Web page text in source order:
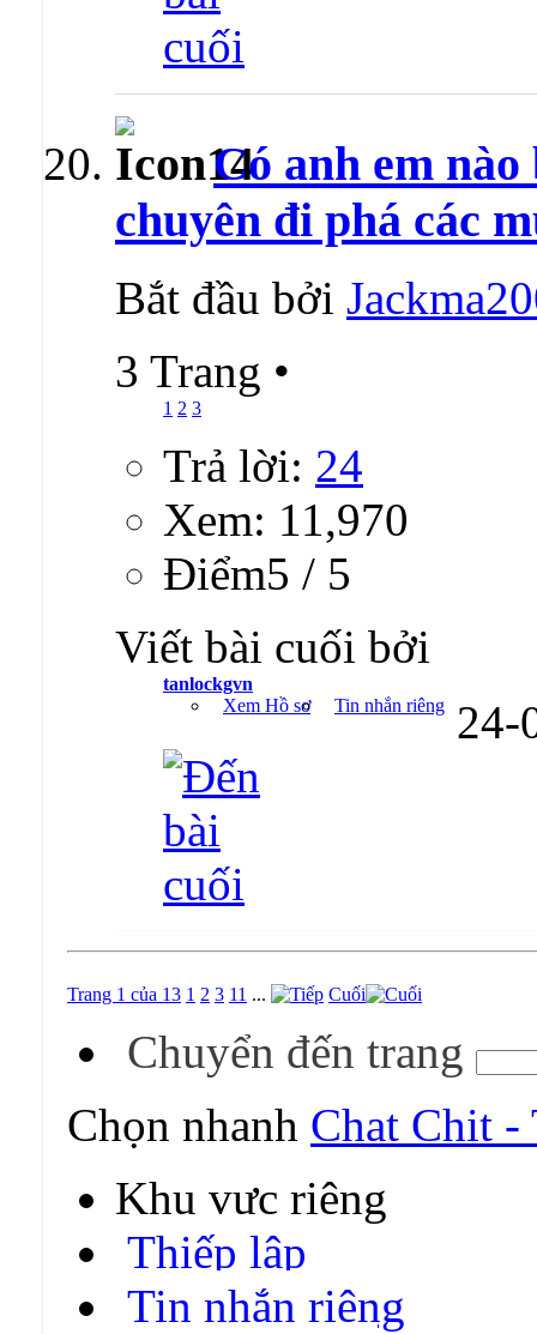
Có anh em
chuyên đi phá các
Bắt đầu bởi
3 Trang •
1 2 3
Trả lời: 24
Xem: 11,970
Ðiểm5 / 5
Viết bài cuối bởi
tanlockgvn
Xem Hồ sơ
Tin nhắn riêng 24-
Trang 1 của 13 1 2 3 11 ... Cuối
Chuyển đến trang
Chọn nhanh Chat Chit -
Khu vực riêng
Thiếp lập
Tin nhắn riêng